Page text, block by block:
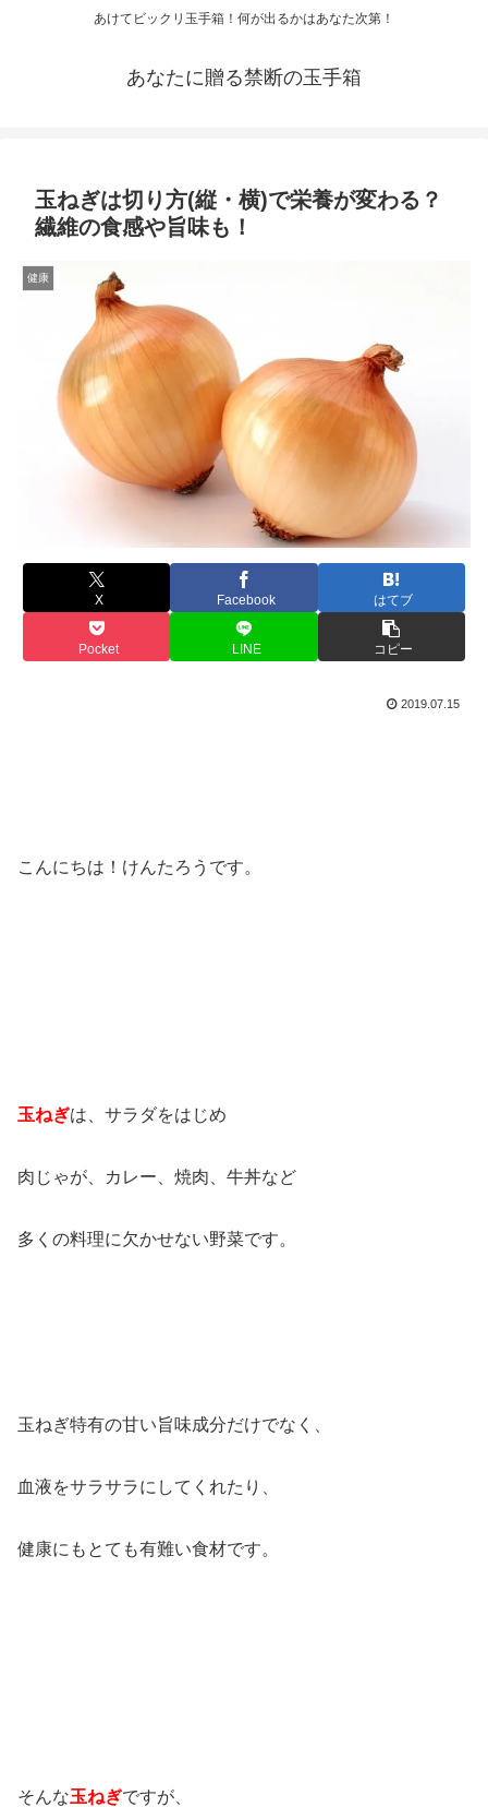
あけてビックリ玉手箱！何が出るかはあなた次第！
あなたに贈る禁断の玉手箱
玉ねぎは切り方(縦・横)で栄養が変わる？
繊維の食感や旨味も！
健康
X Facebook はてブ
Pocket LINE コピー
2019.07.15
こんにちは！けんたろうです。
玉ねぎは、サラダをはじめ
肉じゃが、カレー、焼肉、牛丼など
多くの料理に欠かせない野菜です。
玉ねぎ特有の甘い旨味成分だけでなく、
血液をサラサラにしてくれたり、
健康にもとても有難い食材です。
そんな玉ねぎですが、